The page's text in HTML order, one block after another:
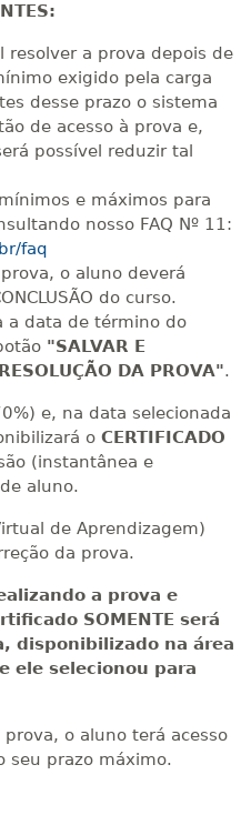
resolver a prova depois de
exigido pela carga
desse prazo o sistema
de acesso à prova e,
possível reduzir tal
e máximos para
nosso FAQ Nº 11:
faq
o aluno deverá
do curso.
a data de término do
"SALVAR E
DA PROVA".
e, na data selecionada
o CERTIFICADO
(instantânea e
aluno.
de Aprendizagem)
da prova.
a prova e
SOMENTE será
disponibilizado na área
ele selecionou para
o aluno terá acesso
seu prazo máximo.